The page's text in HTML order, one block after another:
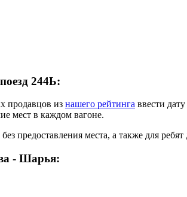
244Ь:
продавцов из нашего рейтинга ввести
мест в каждом вагоне.
предоставления места, а также для
- Шарья: